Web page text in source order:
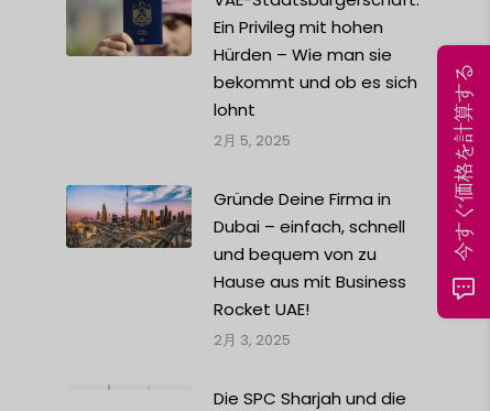
Ein Privileg mit hohen
Hürden – Wie man sie
bekommt und ob es sich
lohnt
2月 5, 2025
Gründe Deine Firma in
Dubai – einfach, schnell
und bequem von zu
Hause aus mit Business
Rocket UAE!
2月 3, 2025
Die SPC Sharjah und die
今すぐ価格を計算する